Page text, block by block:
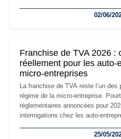
les auto-entrepreneurs devront
02/06/
Franchise de TVA 2026 :
réellement pour les auto-
micro-entreprises
La franchise de TVA reste l’un
régime de la micro-entreprise.
réglementaires annoncées pour
interrogations chez les auto-
facturation ou risque de bascule
25/05/